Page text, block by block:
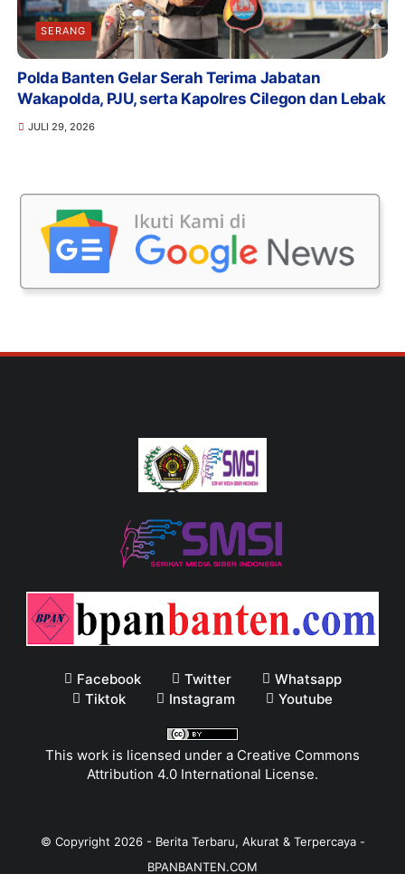
SERANG
Polda Banten Gelar Serah Terima Jabatan
Wakapolda, PJU, serta Kapolres Cilegon dan Lebak
JULI 29, 2026
Facebook Twitter
Whatsapp
Tiktok
Instagram Youtube
This work is licensed under a Creative Commons
Attribution 4.0 International License.
© Copyright 2026- Berita Terbaru, Akurat & Terpercaya -
BPANBANTEN.COM